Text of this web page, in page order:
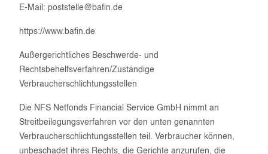
E-Mail: poststelle@bafin.de
https://www.bafin.de
Außergerichtliches Beschwerde- und
Rechtsbehelfsverfahren/Zuständige
Verbraucherschlichtungsstellen
Die NFS Netfonds Financial Service GmbH nimmt an
Streitbeilegungsverfahren vor den unten genannten
Verbraucherschlichtungsstellen teil. Verbraucher können,
unbeschadet ihres Rechts, die Gerichte anzurufen, die